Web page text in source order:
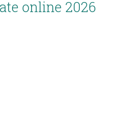
online 2026